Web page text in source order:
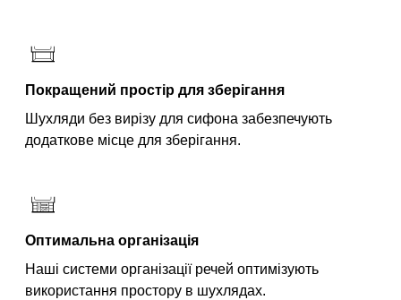
Покращений простір для зберігання
Шухляди без вирізу для сифона забезпечують
додаткове місце для зберігання.
Оптимальна організація
Наші системи організації речей оптимізують
використання простору в шухлядах.